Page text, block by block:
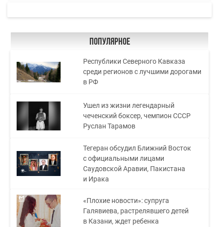
Популярное
Республики Северного Кавказа
среди регионов с лучшими дорогами
в РФ
Ушел из жизни легендарный
чеченский боксер, чемпион СССР
Руслан Тарамов
Тегеран обсудил Ближний Восток
с официальными лицами
Саудовской Аравии, Пакистана
и Ирака
«Плохие новости»: супруга
Галявиева, растрелявшего детей
в Казани, ждет ребенка